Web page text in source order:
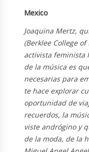
Mexico
Joaquina Mertz,
(Berklee College
activista feminista
de la música es
necesarias para
te hace explorar
oportunidad de
recuerdos, la
viste andrógino y
de la moda, de la